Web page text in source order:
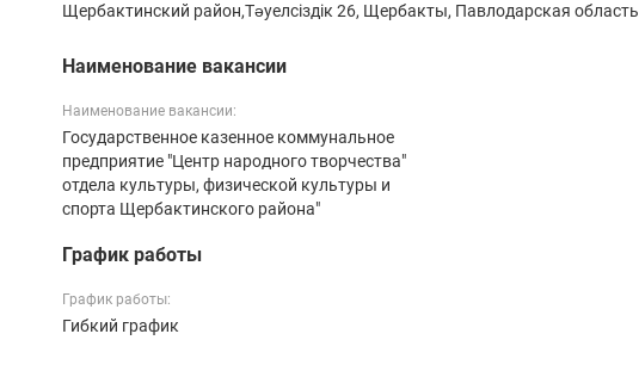
Щербактинский район,Тәуелсіздік 26, Щербакты, Павлодарская область
Наименование вакансии
Наименование вакансии:
Государственное казенное коммунальное
предприятие "Центр народного творчества"
отдела культуры, физической культуры и
спорта Щербактинского района"
График работы
График работы:
Гибкий график